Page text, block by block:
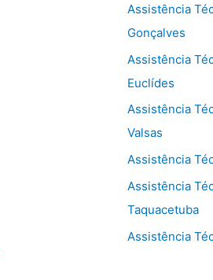
Assistência
Gonçalves
Assistência
Euclídes
Assistência
Valsas
Assistência
Assistência
Taquacetuba
Assistência